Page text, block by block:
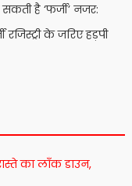
है ‘फर्जी’ नजर:
के जरिए हड़पी
का लाँक डाउन,